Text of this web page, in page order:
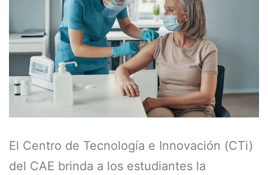
El Centro de Tecnología e Innovación (CTi)
del CAE brinda a los estudiantes la